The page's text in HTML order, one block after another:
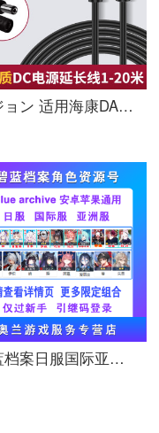
ビジョン 适用海康DAHUA監視防犯カメラ电源dc延长线10米TP-LINK路由器加长12VDC公母 3米
碧蓝档案日服国际亚洲服IOS安卓石头自抽三星自选限定睦月泳装梓美游开局初始 DLC拓展1